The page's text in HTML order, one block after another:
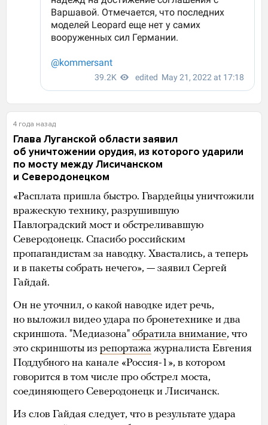
4 года назад
Глава Луганской области заявил
об уничтожении орудия, из которого ударили
по мосту между Лисичанском
и Северодонецком
«Расплата пришла быстро. Гвардейцы уничтожили
вражескую технику, разрушившую
Павлоградский мост и обстреливавшую
Северодонецк. Спасибо российским
пропагандистам за наводку. Хвастались, а теперь
и в пакеты собрать нечего», — заявил Сергей
Гайдай.
Он не уточнил, о какой наводке идет речь,
но выложил видео удара по бронетехнике и два
скриншота. "Медиазона" обратила внимание, что
это скриншоты из репортажа журналиста Евгения
Поддубного на канале «Россия-1», в котором
говорится в том числе про обстрел моста,
соединяющего Северодонецк и Лисичанск.
Из слов Гайдая следует, что в результате удара